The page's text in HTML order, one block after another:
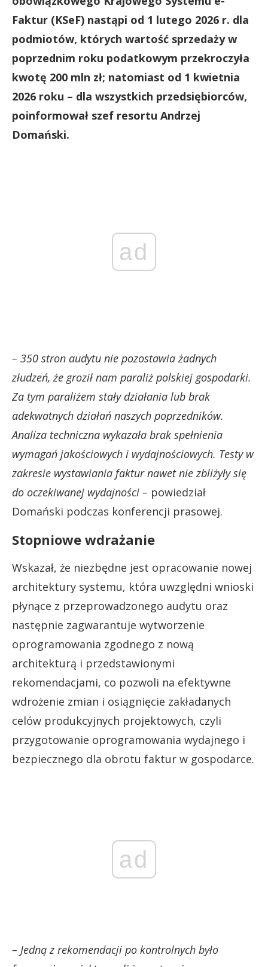
Faktur (KSeF) nastąpi od 1 lutego 2026 r. dla
podmiotów, których wartość sprzedaży w
poprzednim roku podatkowym przekroczyła
kwotę 200 mln zł; natomiast od 1 kwietnia
2026 roku – dla wszystkich przedsiębiorców,
poinformował szef resortu Andrzej
Domański.
ad
– 350 stron audytu nie pozostawia żadnych
złudzeń, że groził nam paraliż polskiej gospodarki.
Za tym paraliżem stały działania lub brak
adekwatnych działań naszych poprzedników.
Analiza techniczna wykazała brak spełnienia
wymagań jakościowych i wydajnościowych. Testy w
zakresie wystawiania faktur nawet nie zbliżyły się
do oczekiwanej wydajności – powiedział
Domański podczas konferencji prasowej.
Stopniowe wdrażanie
Wskazał, że niezbędne jest opracowanie nowej
architektury systemu, która uwzględni wnioski
płynące z przeprowadzonego audytu oraz
następnie zagwarantuje wytworzenie
oprogramowania zgodnego z nową
architekturą i przedstawionymi
rekomendacjami, co pozwoli na efektywne
wdrożenie zmian i osiągnięcie zakładanych
celów produkcyjnych projektowych, czyli
przygotowanie oprogramowania wydajnego i
bezpiecznego dla obrotu faktur w gospodarce.
ad
– Jedną z rekomendacji po kontrolnych było